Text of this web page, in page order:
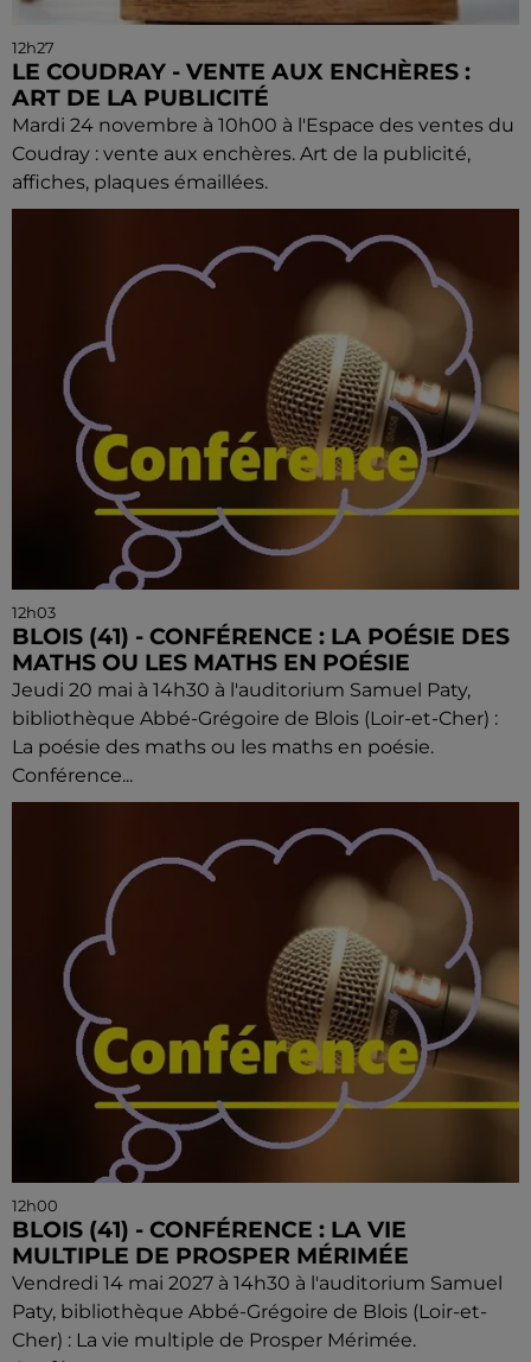
12h27
LE COUDRAY - VENTE AUX ENCHÈRES :
ART DE LA PUBLICITÉ
Mardi 24 novembre à 10h00 à l'Espace des ventes du
Coudray : vente aux enchères. Art de la publicité,
affiches, plaques émaillées.
12h03
BLOIS (41) - CONFÉRENCE : LA POÉSIE DES
MATHS OU LES MATHS EN POÉSIE
Jeudi 20 mai à 14h30 à l'auditorium Samuel Paty,
bibliothèque Abbé-Grégoire de Blois (Loir-et-Cher) :
La poésie des maths ou les maths en poésie.
Conférence...
12h00
BLOIS (41) - CONFÉRENCE : LA VIE
MULTIPLE DE PROSPER MÉRIMÉE
Vendredi 14 mai 2027 à 14h30 à l'auditorium Samuel
Paty, bibliothèque Abbé-Grégoire de Blois (Loir-et-
Cher) : La vie multiple de Prosper Mérimée.